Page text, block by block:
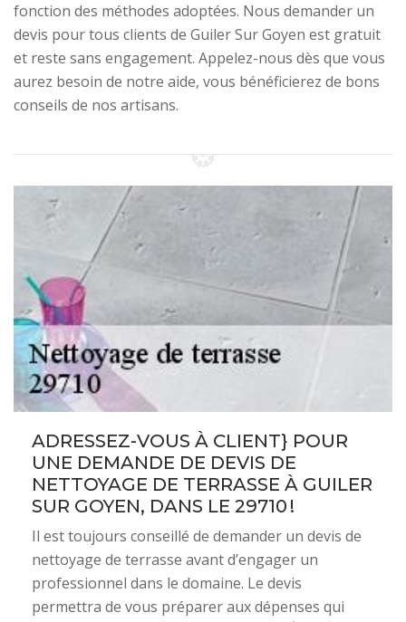
fonction des méthodes adoptées. Nous demander un
devis pour tous clients de Guiler Sur Goyen est gratuit
et reste sans engagement. Appelez-nous dès que vous
aurez besoin de notre aide, vous bénéficierez de bons
conseils de nos artisans.
ADRESSEZ-VOUS À CLIENT} POUR
UNE DEMANDE DE DEVIS DE
NETTOYAGE DE TERRASSE À GUILER
SUR GOYEN, DANS LE 29710 !
Il est toujours conseillé de demander un devis de
nettoyage de terrasse avant d’engager un
professionnel dans le domaine. Le devis
permettra de vous préparer aux dépenses qui